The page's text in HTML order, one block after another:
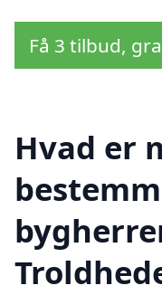
Få 3 tilbud,
Hvad er